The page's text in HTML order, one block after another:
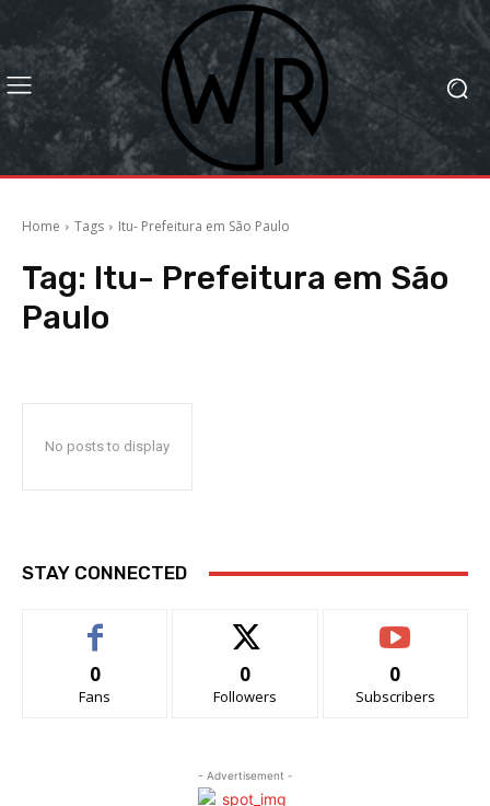
Home Tags Itu- Prefeitura em São Paulo
Tag: Itu- Prefeitura em São
Paulo
No posts to display
STAY CONNECTED
0
Fans
0
Followers
0
Subscribers
- Advertisement -